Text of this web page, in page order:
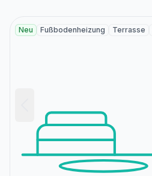
Neu Fußbodenheizung Terrasse